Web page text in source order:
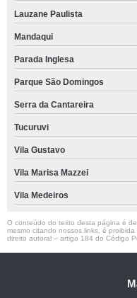
Lauzane Paulista
Mandaqui
Parada Inglesa
Parque São Domingos
Serra da Cantareira
Tucuruvi
Vila Gustavo
Vila Marisa Mazzei
Vila Medeiros
O conteúdo do texto desta página é
mesmo citando nossos links, é
direito autoral – artigo 184 do Código